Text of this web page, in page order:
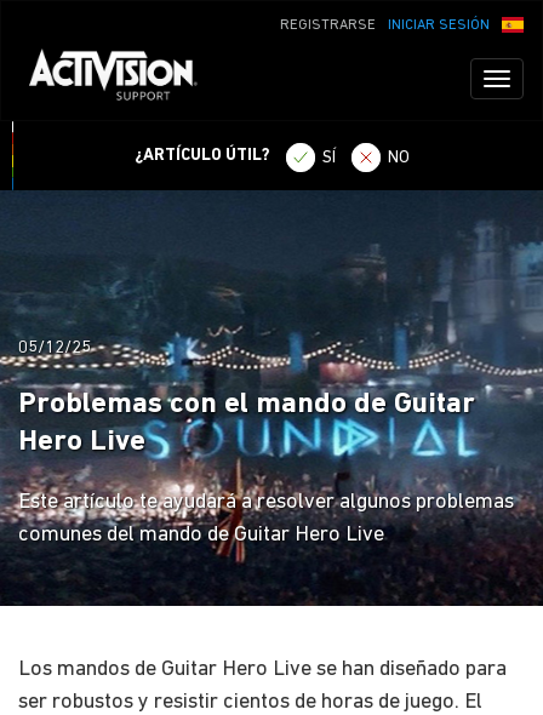
INICIAR SESIÓN
REGISTRARSE
¿ARTÍCULO ÚTIL? SÍ NO
05/12/25
Problemas con el mando de Guitar
Hero Live
Este artículo te ayudará a resolver algunos problemas
comunes del mando de Guitar Hero Live
Los mandos de Guitar Hero Live se han diseñado para
ser robustos y resistir cientos de horas de juego. El